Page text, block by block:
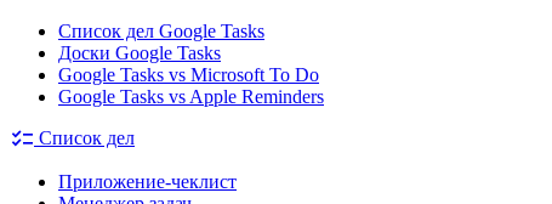
Список дел Google Tasks
Доски Google Tasks
Google Tasks vs Microsoft To Do
Google Tasks vs Apple Reminders
checklist Список дел
Приложение-чеклист